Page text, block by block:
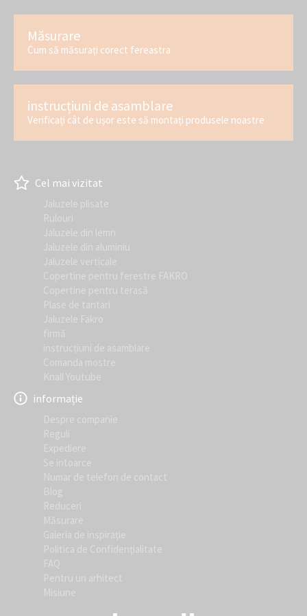
Măsurare
Cum să măsurați corect fereastra
instrucțiuni de asamblare
Verificați cât de ușor este să montați produsele noastre
Cel mai vizitat
Jaluzele plisate
Rulouri
Jaluzele din lemn
Jaluzele din aluminiu
Jaluzele verticale
Copertine pentru ferestre FAKRO
Copertine pentru terasă
Plase de tantari
Jaluzele Fakro
firmă
instrucțiuni de asamblare
Comanda mostre
Knall Youtube
informație
Despre companie
Reguli
Expediere
Se intoarce
Numar de telefon de contact
Blog
Reduceri
Măsurare
Galeria de inspirație
Politica de Confidențialitate
FAQ
Pentru un arhitect
Misiune